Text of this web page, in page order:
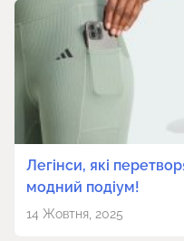
Легінси, які
модний подіум!
14 Жовтня, 2025